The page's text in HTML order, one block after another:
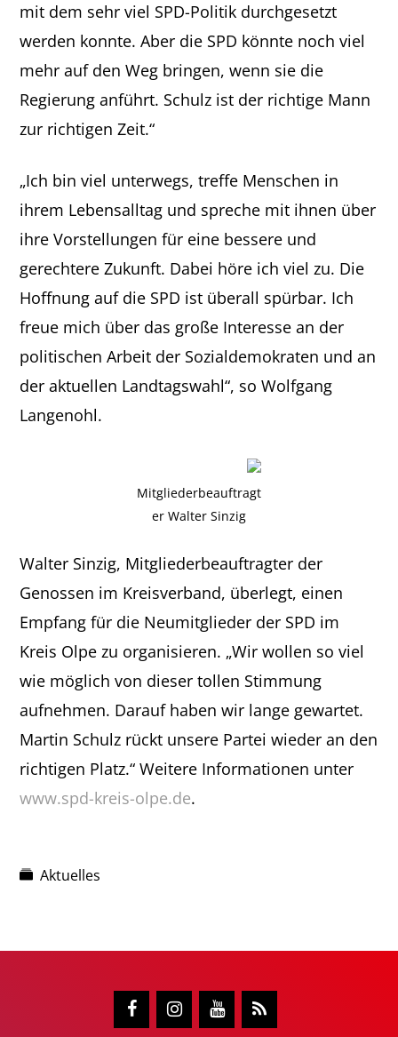
mit dem sehr viel SPD-Politik durchgesetzt
werden konnte. Aber die SPD könnte noch viel
mehr auf den Weg bringen, wenn sie die
Regierung anführt. Schulz ist der richtige Mann
zur richtigen Zeit.“
„Ich bin viel unterwegs, treffe Menschen in
ihrem Lebensalltag und spreche mit ihnen über
ihre Vorstellungen für eine bessere und
gerechtere Zukunft. Dabei höre ich viel zu. Die
Hoffnung auf die SPD ist überall spürbar. Ich
freue mich über das große Interesse an der
politischen Arbeit der Sozialdemokraten und an
der aktuellen Landtagswahl“, so Wolfgang
Langenohl.
Mitgliederbeauftragt
er Walter Sinzig
Walter Sinzig, Mitgliederbeauftragter der
Genossen im Kreisverband, überlegt, einen
Empfang für die Neumitglieder der SPD im
Kreis Olpe zu organisieren. „Wir wollen so viel
wie möglich von dieser tollen Stimmung
aufnehmen. Darauf haben wir lange gewartet.
Martin Schulz rückt unsere Partei wieder an den
richtigen Platz.“ Weitere Informationen unter
www.spd-kreis-olpe.de.
Aktuelles